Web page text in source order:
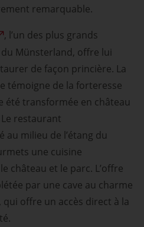
remarquable.
, l’un des plus grands
Münsterland, offre lui
de façon princière. La
témoigne de la forteresse
été transformée en château
restaurant
au milieu de l’étang du
une cuisine
château et le parc. L’offre
par une cave au charme
offre un accès direct à la